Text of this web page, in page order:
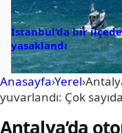
İstanbul’da bir
yasaklandı
Anasayfa›Yerel›
yuvarlandı: Çok
Antalya’da